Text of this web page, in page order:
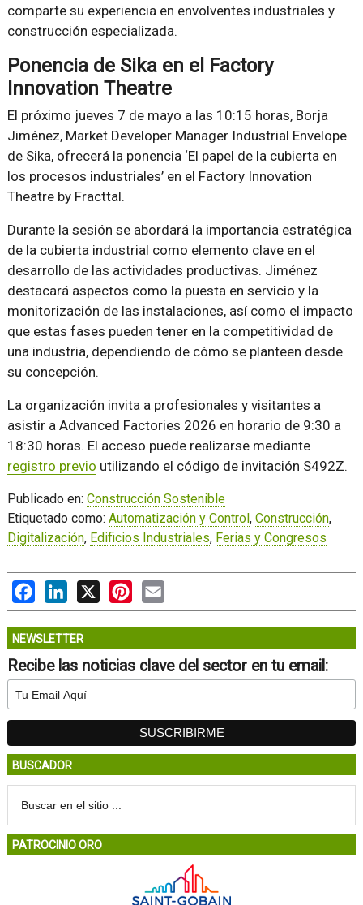
comparte su experiencia en envolventes industriales y
construcción especializada.
Ponencia de Sika en el Factory
Innovation Theatre
El próximo jueves 7 de mayo a las 10:15 horas, Borja
Jiménez, Market Developer Manager Industrial Envelope
de Sika, ofrecerá la ponencia ‘El papel de la cubierta en
los procesos industriales’ en el Factory Innovation
Theatre by Fracttal.
Durante la sesión se abordará la importancia estratégica
de la cubierta industrial como elemento clave en el
desarrollo de las actividades productivas. Jiménez
destacará aspectos como la puesta en servicio y la
monitorización de las instalaciones, así como el impacto
que estas fases pueden tener en la competitividad de
una industria, dependiendo de cómo se planteen desde
su concepción.
La organización invita a profesionales y visitantes a
asistir a Advanced Factories 2026 en horario de 9:30 a
18:30 horas. El acceso puede realizarse mediante
registro previo utilizando el código de invitación S492Z.
Publicado en: Construcción Sostenible
Etiquetado como: Automatización y Control, Construcción,
Digitalización, Edificios Industriales, Ferias y Congresos
FacebookLinkedIn
X PinterestEmail
NEWSLETTER
Recibe las noticias clave del sector en tu email:
BUSCADOR
PATROCINIO ORO